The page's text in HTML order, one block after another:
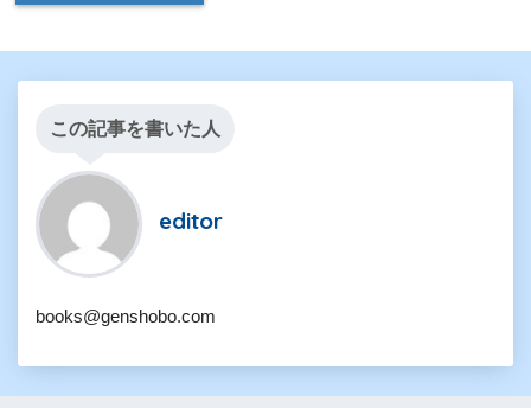
この記事を書いた人
editor
books@genshobo.com